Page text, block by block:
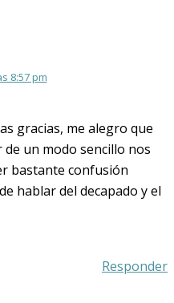
8:57 pm
gracias, me alegro que
de un modo sencillo nos
bastante confusión
hablar del decapado y el
Responder